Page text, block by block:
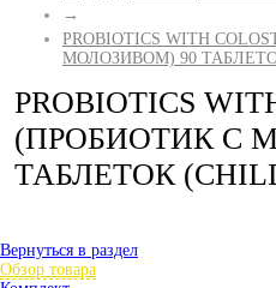
→
PROBIOTICS WITH
МОЛОЗИВОМ) 90
PROBIOTICS
(ПРОБИОТИК С
ТАБЛЕТОК
Вернуться в раздел
Обзор товара